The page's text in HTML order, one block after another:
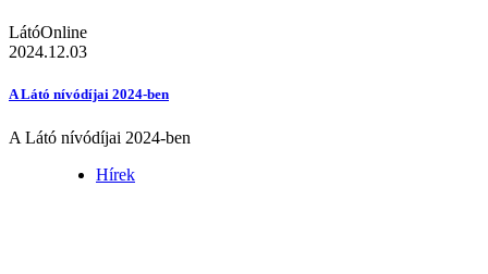
LátóOnline
2024.12.03
A Látó nívódíjai 2024-ben
A Látó nívódíjai 2024-ben
Hírek